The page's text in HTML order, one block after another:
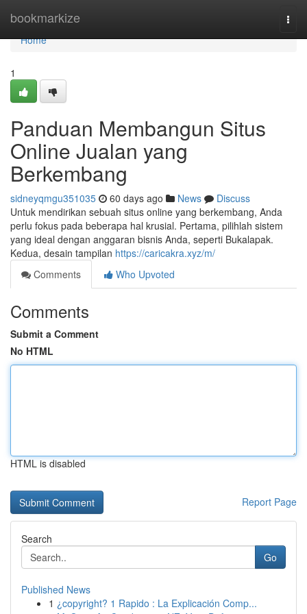
bookmarkize
Home
Home
1
Panduan Membangun Situs
Online Jualan yang
Berkembang
sidneyqmgu351035 60 days ago News
Discuss
Untuk mendirikan sebuah situs online yang berkembang, Anda
perlu fokus pada beberapa hal krusial. Pertama, pilihlah sistem
yang ideal dengan anggaran bisnis Anda, seperti Bukalapak.
Kedua, desain tampilan https://caricakra.xyz/m/
Comments
Who Upvoted
Comments
Submit a Comment
No HTML
HTML is disabled
Report Page
Search
Go
Published News
1 ¿copyright? 1 Rapido : La Explicación Comp...